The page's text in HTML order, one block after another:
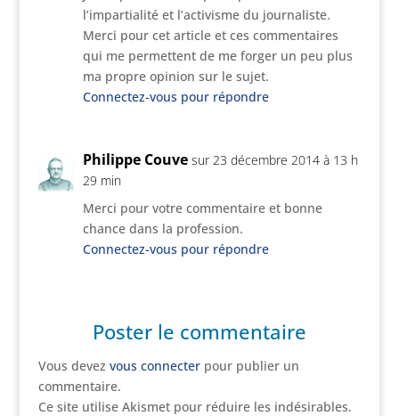
l’impartialité et l’activisme du journaliste.
Merci pour cet article et ces commentaires
qui me permettent de me forger un peu plus
ma propre opinion sur le sujet.
Connectez-vous pour répondre
Philippe Couve sur 23 décembre 2014 à 13 h
29 min
Merci pour votre commentaire et bonne
chance dans la profession.
Connectez-vous pour répondre
Poster le commentaire
Vous devez vous connecterpour publier un
commentaire.
Ce site utilise Akismet pour réduire les indésirables.